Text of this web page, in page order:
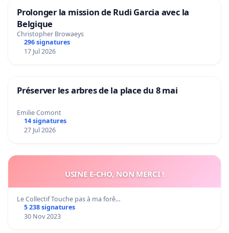
Prolonger la mission de Rudi Garcia avec la
Belgique
Christopher Browaeys
296 signatures
17 Jul 2026
Préserver les arbres de la place du 8 mai
Emilie Comont
14 signatures
27 Jul 2026
USINE E-CHO, NON MERCI !
Le Collectif Touche pas à ma forê…
5 238 signatures
30 Nov 2023